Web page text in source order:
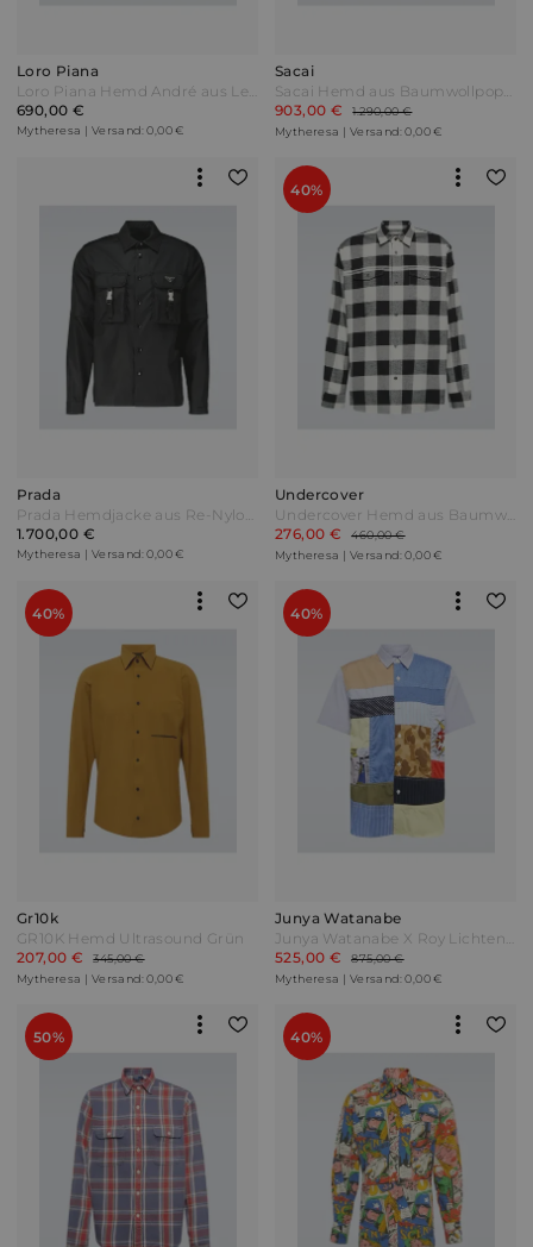
Loro Piana
Loro Piana Hemd André aus Leinen Beige
690,00 €
Mytheresa | Versand: 0,00 €
Sacai
Sacai Hemd aus Baumwollpopeline Blau
903,00 €
1.290,00 €
Mytheresa | Versand: 0,00 €
Prada
Prada Hemdjacke aus Re-Nylon Schwarz
1.700,00 €
Mytheresa | Versand: 0,00 €
40%
Undercover
Undercover Hemd aus Baumwolle Schwarz
276,00 €
460,00 €
Mytheresa | Versand: 0,00 €
40%
Gr10k
GR10K Hemd Ultrasound Grün
207,00 €
345,00 €
Mytheresa | Versand: 0,00 €
40%
Junya Watanabe
Junya Watanabe X Roy Lichtenstein Hemd aus Baumwolle Bunt
525,00 €
875,00 €
Mytheresa | Versand: 0,00 €
50% 40%